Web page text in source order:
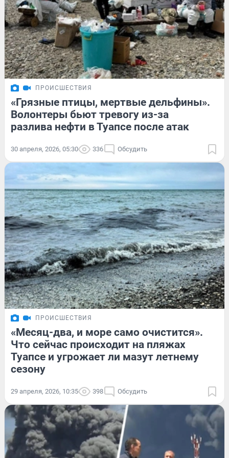
ПРОИСШЕСТВИЯ
«Грязные птицы, мертвые дельфины».
Волонтеры бьют тревогу из-за
разлива нефти в Туапсе после атак
30 апреля, 2026, 05:30 336 Обсудить
ПРОИСШЕСТВИЯ
«Месяц-два, и море само очистится».
Что сейчас происходит на пляжах
Туапсе и угрожает ли мазут летнему
сезону
29 апреля, 2026, 10:35 398 Обсудить